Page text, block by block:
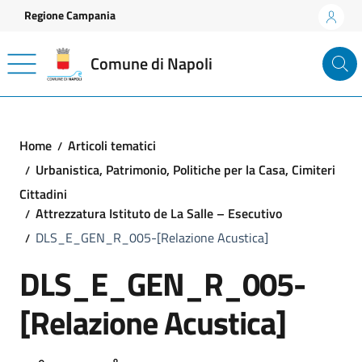
Vai ai contenuti
Vai al footer
Regione Campania
Comune di Napoli
Home
Articoli tematici
Urbanistica, Patrimonio, Politiche per la Casa, Cimiteri
Cittadini
Attrezzatura Istituto de La Salle – Esecutivo
DLS_E_GEN_R_005-[Relazione Acustica]
DLS_E_GEN_R_005-
[Relazione Acustica]